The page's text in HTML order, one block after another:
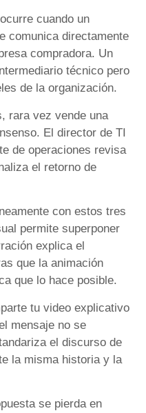
cuando un
comunica directamente
compradora. Un
técnico pero
de la organización.
rara vez vende una
El director de TI
de operaciones revisa
el retorno de
con estos tres
permite superponer
explica el
que la animación
que lo hace posible.
tu video explicativo
mensaje no se
el discurso de
la misma historia y la
se pierda en